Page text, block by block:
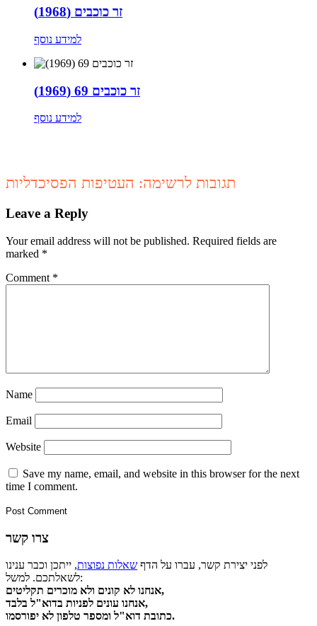
זר כוכבים (1968)
למידע נוסף
זר כוכבים 69 (1969)
למידע נוסף
תגובות לרשימה: העטיפות הפסיכדליות
Leave a Reply
Your email address will not be published. Required fields are
marked *
Comment *
Name
Email
Website
Save my name, email, and website in this browser for the next
time I comment.
צרו קשר
לפני יצירת קשר, עברו על הדף שאלות נפוצות, ייתכן וכבר ענינו
לשאלתכם. למשל:
אנחנו לא קונים ולא מוכרים תקליטים,
אנחנו עונים לפניות בדוא"ל בלבד,
כתובת דוא"ל ומספר טלפון לא יפורסמו.